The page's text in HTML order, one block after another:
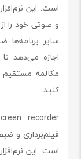
است. این
و صوتی خود را
اجازه می‌دهد
مکالمه مستقیم
کنید.
فیلم‌برداری و
است. این